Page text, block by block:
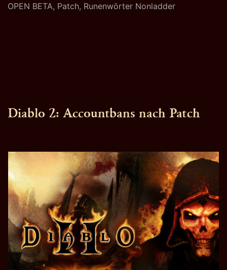
für
OPEN BETA, Patch, Runenwörter Nonladder
Diablo 2: Accountbans nach Patch